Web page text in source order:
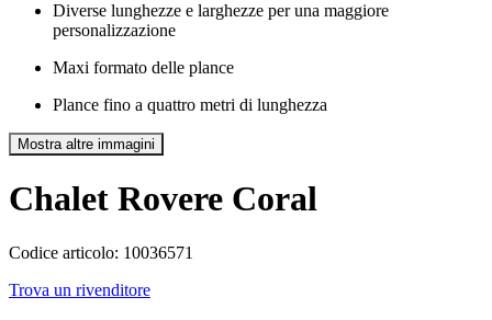
Diverse lunghezze e larghezze per una maggiore
personalizzazione
Maxi formato delle plance
Plance fino a quattro metri di lunghezza
Mostra altre immagini
Chalet Rovere Coral
Codice articolo: 10036571
Trova un rivenditore